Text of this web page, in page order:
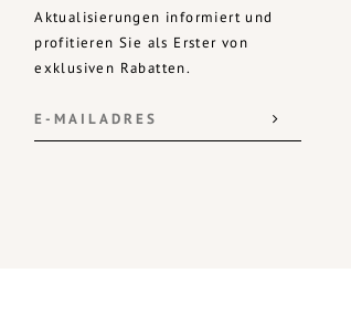
Aktualisierungen informiert und
profitieren Sie als Erster von
exklusiven Rabatten.